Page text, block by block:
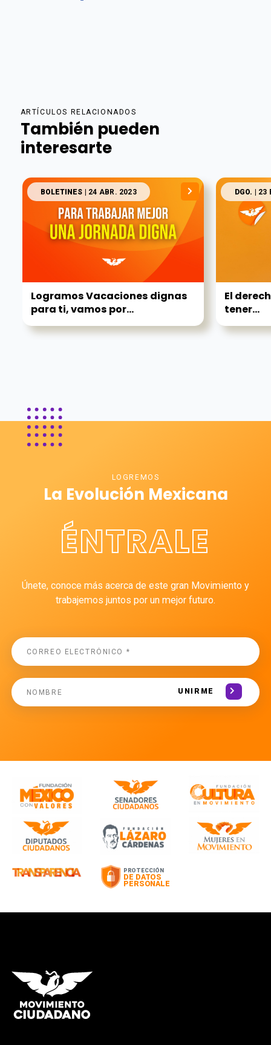
ARTÍCULOS RELACIONADOS
También pueden
interesarte
BOLETINES | 24 ABR. 2023
Logramos Vacaciones dignas
para ti, vamos por...
DGO. | 23
El
tener...
LOGREMOS
La Evolución Mexicana
ÉNTRALE
Únete, conoce más acerca de este gran Movimiento y
trabajemos juntos por un mejor futuro.
UNIRME